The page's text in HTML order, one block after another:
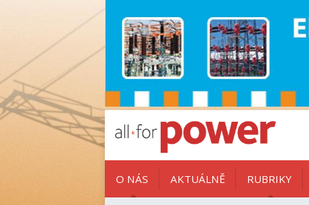
O NÁS AKTUÁLNĚ RUBRIKY